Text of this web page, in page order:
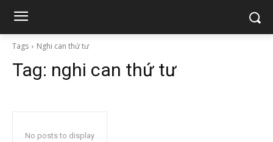
Tags Nghi can thứ tư
Tag: nghi can thứ tư
No posts to display